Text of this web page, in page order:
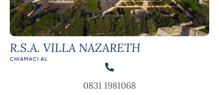
R.S.A. VILLA NAZARETH
CHIAMACI AL
0831 1981068